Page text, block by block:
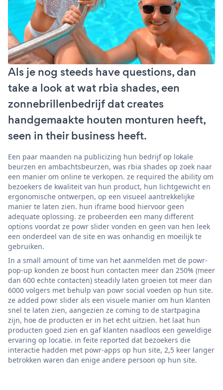
Als je nog steeds have questions, dan
take a look at wat rbia shades, een
zonnebrillenbedrijf dat creates
handgemaakte houten monturen heeft,
seen in their business heeft.
Een paar maanden na publicizing hun bedrijf op lokale
beurzen en ambachtsbeurzen, was rbia shades op zoek naar
een manier om online te verkopen. ze required the ability om
bezoekers de kwaliteit van hun product, hun lichtgewicht en
ergonomische ontwerpen, op een visueel aantrekkelijke
manier te laten zien. hun iframe bood hiervoor geen
adequate oplossing. ze probeerden een many different
options voordat ze powr slider vonden en geen van hen leek
een onderdeel van de site en was onhandig en moeilijk te
gebruiken.
In a small amount of time van het aanmelden met de powr-
pop-up konden ze boost hun contacten meer dan 250% (meer
dan 600 echte contacten) steadily laten groeien tot meer dan
6000 volgers met behulp van powr social voeden op hun site.
ze added powr slider als een visuele manier om hun klanten
snel te laten zien, aangezien ze coming to de startpagina
zijn, hoe de producten er in het echt uitzien. het laat hun
producten goed zien en gaf klanten naadloos een geweldige
ervaring op locatie. in feite reported dat bezoekers die
interactie hadden met powr-apps op hun site, 2,5 keer langer
betrokken waren dan enige andere persoon op hun site.